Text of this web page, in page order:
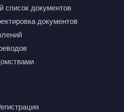
список документов
документов